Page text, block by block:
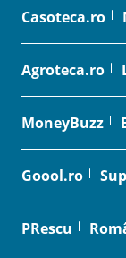
Casoteca.ro
Agroteca.ro
MoneyBuzz
Goool.ro
PRescu